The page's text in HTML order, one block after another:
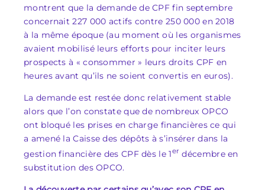
montrent que la demande de CPF fin septembre
concernait 227 000 actifs contre 250 000 en 2018
à la même époque (au moment où les organismes
avaient mobilisé leurs efforts pour inciter leurs
prospects à « consommer » leurs droits CPF en
heures avant qu’ils ne soient convertis en euros).
La demande est restée donc relativement stable
alors que l’on constate que de nombreux OPCO
ont bloqué les prises en charge financières ce qui
a amené la Caisse des dépôts à s’insérer dans la
gestion financière des CPF dès le 1er décembre en
substitution des OPCO.